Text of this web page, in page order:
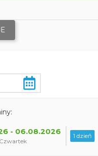
- 06.08.2026 1 dzień